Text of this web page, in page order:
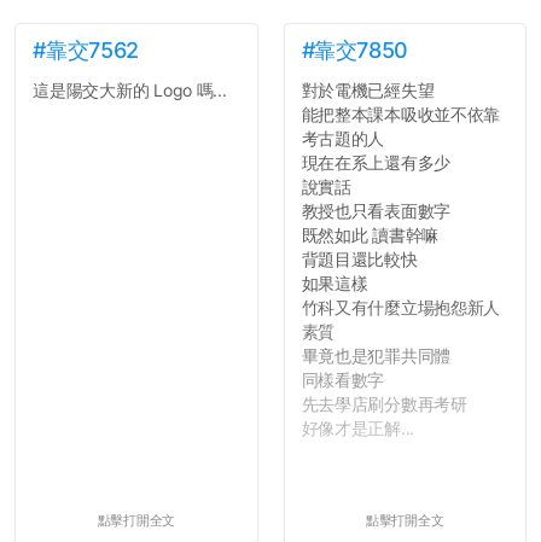
#靠交7562
這是陽交大新的 Logo 嗎...
點擊打開全文
#靠交7850
對於電機已經失望
能把整本課本吸收並不依靠
考古題的人
現在在系上還有多少
說實話
教授也只看表面數字
既然如此 讀書幹嘛
背題目還比較快
如果這樣
竹科又有什麼立場抱怨新人
素質
畢竟也是犯罪共同體
同樣看數字
先去學店刷分數再考研
好像才是正解...
點擊打開全文